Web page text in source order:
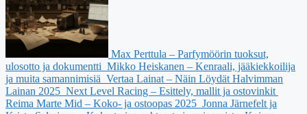
Max Perttula – Parfymöörin tuoksut,
ulosotto ja dokumentti Mikko Heiskanen – Kenraali, jääkiekkoilija
ja muita samannimisiä Vertaa Lainat – Näin Löydät Halvimman
Lainan 2025 Next Level Racing – Esittely, mallit ja ostovinkit
Reima Marte Mid – Koko- ja ostoopas 2025 Jonna Järnefelt ja